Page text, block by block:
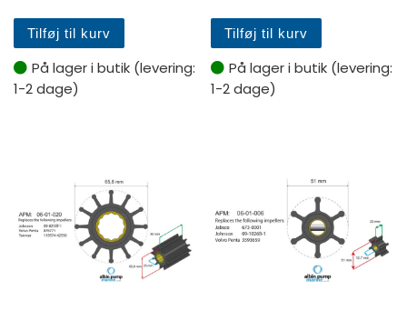
Tilføj til kurv
På lager i butik (levering:
1-2 dage)
Tilføj til kurv
På lager i butik (levering:
1-2 dage)